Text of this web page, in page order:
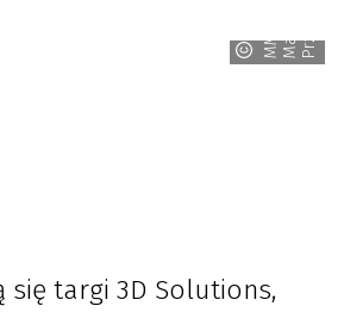
M
M
M
a
g
a
z
yn
P
r
z
e
m
ys
ł
o
w
się targi 3D Solutions,